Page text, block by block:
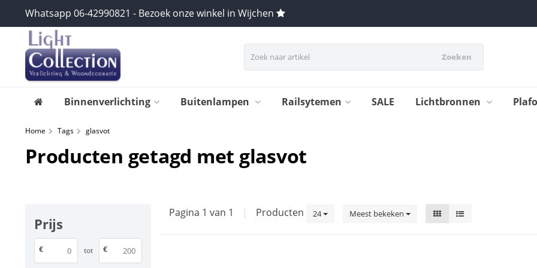
Whatsapp 06-42990821 - Bezoek onze winkel in Wijchen
Zoeken
Binnenverlichting Buitenlampen Railsytemen SALE Lichtbronnen
Home Tags glasvot
Producten getagd met glasvot
Prijs
€ tot €
Pagina 1 van 1 | Producten 24 Meest bekeken